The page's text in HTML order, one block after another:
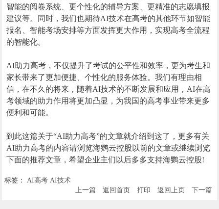
智能的阅卷系统、更个性化的辅导方案、更精准的志愿填报
建议等。同时，我们也期待AI技术在高考的其他环节如智能
报名、智能考场安排等方面发挥更大作用，实现高考全流程
的智能化。
AI助力高考，不仅提升了考试的公平性和效率，更为考生和
家长带来了更加便捷、个性化的服务体验。我们有理由相
信，在不久的将来，随着AI技术的不断发展和应用，AI在高
考领域的助力作用将更加凸显，为我国的高考事业带来更多
便利和可能。
到此这篇关于“AI助力高考”的文章就介绍到这了，更多有关
AI助力高考的内容请浏览海鹦云控股以前的文章或继续浏览
下面的推荐文章，希望企业主们以后多多支持海鹦云控股!
标签： AI高考 AI技术
上一篇
返回首页 打印 返回上页 下一篇